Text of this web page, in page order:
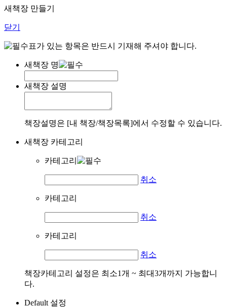
새책장 만들기
닫기
표가 있는 항목은 반드시 기재해 주셔야 합니다.
새책장 명
새책장 설명
책장설명은 [내 책장/책장목록]에서 수정할 수 있습니다.
새책장 카테고리
카테고리
취소
카테고리
취소
카테고리
취소
책장카테고리 설정은 최소1개 ~ 최대3개까지 가능합니
다.
Default 설정